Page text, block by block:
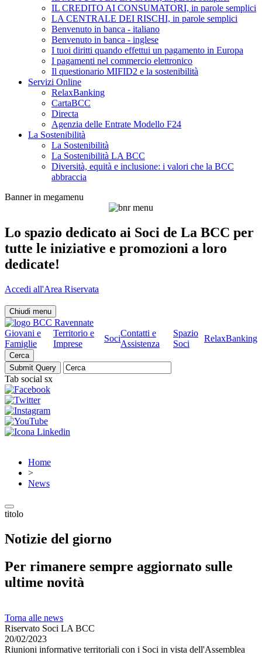
IL CREDITO AI CONSUMATORI, in parole semplici
LA CENTRALE DEI RISCHI, in parole semplici
Benvenuto in banca - italiano
Benvenuto in banca - inglese
I tuoi diritti quando effettui un pagamento in Europa
I pagamenti nel commercio elettronico
Il questionario MIFID2 e la sostenibilità
Servizi Online
RelaxBanking
CartaBCC
Directa
Agenzia delle Entrate Modello F24
La Sostenibilità
La Sostenibilità
La Sostenibilità LA BCC
Diversità, equità e inclusione: i valori che la BCC
abbraccia
Banner in megamenu
Lo spazio dedicato ai Soci de La BCC per
tutte le iniziative e promozioni a loro
dedicate!
Accedi all'Area Riservata
Chiudi menu
Giovani e
Famiglie
Territorio e
Imprese
Soci
Contatti e
Assistenza
Spazio
Soci
RelaxBanking
Cerca
Tab social sx
Home
>
News
titolo
Notizie del giorno
Per rimanere sempre aggiornato sulle
ultime novità
Torna alle news
Riservato Soci LA BCC
20/02/2023
Riunioni informative territoriali con i Soci in vista dell'Assemblea